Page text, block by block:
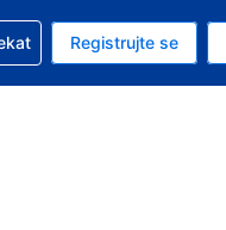
dolar
je Srpskom
sa rezervacijom
Registrujte se